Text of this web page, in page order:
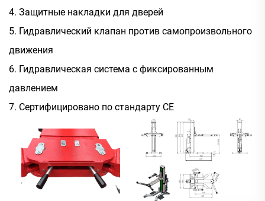
4. Защитные накладки для дверей
5. Гидравлический клапан против самопроизвольного
движения
6. Гидравлическая система с фиксированным
давлением
7. Сертифицировано по стандарту CE